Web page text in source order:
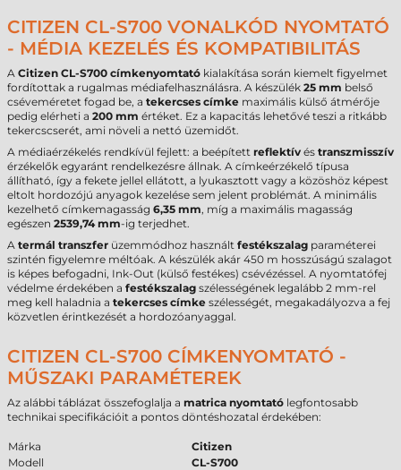
CITIZEN CL-S700 VONALKÓD NYOMTATÓ
- MÉDIA KEZELÉS ÉS KOMPATIBILITÁS
A Citizen CL-S700 címkenyomtató kialakítása során kiemelt figyelmet
fordítottak a rugalmas médiafelhasználásra. A készülék 25 mm belső
cséveméretet fogad be, a tekercses címke maximális külső átmérője
pedig elérheti a 200 mm értéket. Ez a kapacitás lehetővé teszi a ritkább
tekercscserét, ami növeli a nettó üzemidőt.
A médiaérzékelés rendkívül fejlett: a beépített reflektív és transzmisszív
érzékelők egyaránt rendelkezésre állnak. A címkeérzékelő típusa
állítható, így a fekete jellel ellátott, a lyukasztott vagy a közöshöz képest
eltolt hordozójú anyagok kezelése sem jelent problémát. A minimális
kezelhető címkemagasság 6,35 mm, míg a maximális magasság
egészen 2539,74 mm-ig terjedhet.
A termál transzfer üzemmódhoz használt festékszalag paraméterei
szintén figyelemre méltóak. A készülék akár 450 m hosszúságú szalagot
is képes befogadni, Ink-Out (külső festékes) csévézéssel. A nyomtatófej
védelme érdekében a festékszalag szélességének legalább 2 mm-rel
meg kell haladnia a tekercses címke szélességét, megakadályozva a fej
közvetlen érintkezését a hordozóanyaggal.
CITIZEN CL-S700 CÍMKENYOMTATÓ -
MŰSZAKI PARAMÉTEREK
Az alábbi táblázat összefoglalja a matrica nyomtató legfontosabb
technikai specifikációit a pontos döntéshozatal érdekében:
Márka
Citizen
Modell
CL-S700